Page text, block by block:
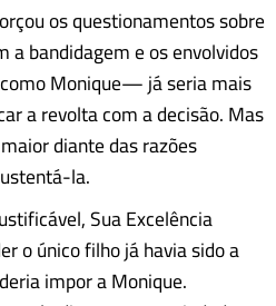
os questionamentos sobre
a bandidagem e os envolvidos
Monique— já seria mais
a revolta com a decisão. Mas
diante das razões
la.
Sua Excelência
o único filho já havia sido a
impor a Monique.